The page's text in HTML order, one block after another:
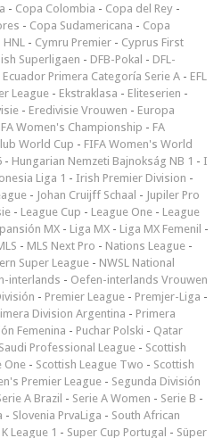
- Copa Colombia - Copa del Rey -
- Copa Sudamericana - Copa
HNL - Cymru Premier - Cyprus First
Superligaen - DFB-Pokal - DFL-
Ecuador Primera Categoría Serie A - EFL
League - Ekstraklasa - Eliteserien -
- Eredivisie Vrouwen - Europa
FA Women's Championship - FA
World Cup - FIFA Women's World
- Hungarian Nemzeti Bajnokság NB 1 - I
Liga 1 - Irish Premier Division -
- Johan Cruijff Schaal - Jupiler Pro
- League Cup - League One - League
MX - Liga MX - Liga MX Femenil -
- MLS Next Pro - Nations League -
Super League - NWSL National
interlands - Oefen-interlands Vrouwen
- Premier League - Premjer-Liga -
Division Argentina - Primera
Femenina - Puchar Polski - Qatar
Saudi Professional League - Scottish
One - Scottish League Two - Scottish
Premier League - Segunda División
A Brazil - Serie A Women - Serie B -
- Slovenia PrvaLiga - South African
League 1 - Super Cup Portugal - Süper